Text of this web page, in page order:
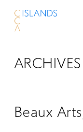
ABOUT
ARCHIVES
Beaux